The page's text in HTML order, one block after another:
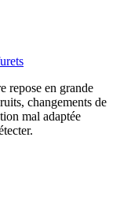
repose en grande
changements de
mal adaptée